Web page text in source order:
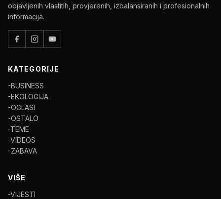
objavljenih vlastitih, provjerenih, izbalansiranih i profesionalnih
informacija.
KATEGORIJE
-BUSINESS
-EKOLOGIJA
-OGLASI
-OSTALO
-TEME
-VIDEOS
-ZABAVA
VIŠE
-VIJESTI